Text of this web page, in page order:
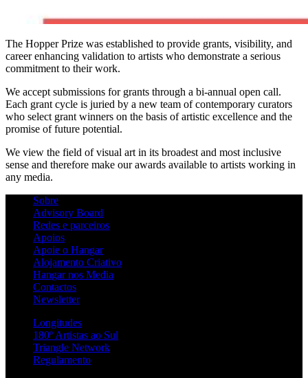
The Hopper Prize was established to provide grants, visibility, and
career enhancing validation to artists who demonstrate a serious
commitment to their work.
We accept submissions for grants through a bi-annual open call.
Each grant cycle is juried by a new team of contemporary curators
who select grant winners on the basis of artistic excellence and the
promise of future potential.
We view the field of visual art in its broadest and most inclusive
sense and therefore make our awards available to artists working in
any media.
Sobre
Advisory Board
Redes e parceiros
Apoios
Apoie o Hangar
Alojamento Criativo
Hangar nos Media
Contactos
Newsletter
Longitudes
180º Artistas ao Sul
Triangle Network
Regulamento